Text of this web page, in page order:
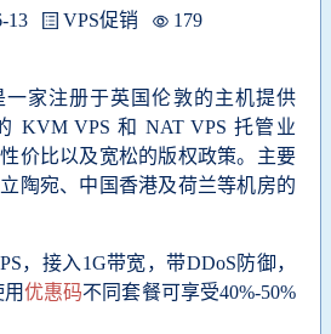
13 VPS促销 179
一家注册于英国伦敦的主机提供
KVM VPS 和 NAT VPS 托管业
价比以及宽松的版权政策。 主要
陶宛、中国香港及荷兰等机房的
接入1G带宽，带DDoS防御，
优惠码不同套餐可享受40%-50%